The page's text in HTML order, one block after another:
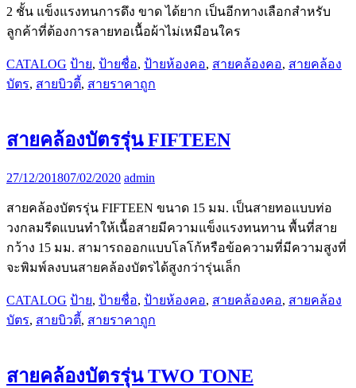
2 ชั้น แข็งแรงทนการดึง ขาด ได้ยาก เป็นอีกทางเลือกสำหรับ
ลูกค้าที่ต้องการลายทอเนื้อผ้าไม่เหมือนใคร
CATALOG ป้าย, ป้ายชื่อ, ป้ายห้องคอ, สายคล้องคอ, สายคล้อง
บัตร, สายบิวตี้, สายราคาถูก
สายคล้องบัตรรุ่น FIFTEEN
27/12/201807/02/2020 admin
สายคล้องบัตรรุ่น FIFTEEN ขนาด 15 มม. เป็นสายทอแบบท่อ
วงกลมรีดแบนทำให้เนื้อสายมีความแข็งแรงทนทาน พื้นที่สาย
กว้าง 15 มม. สามารถออกแบบโลโก้หรือข้อความที่มีความสูงที่
จะพิมพ์ลงบนสายคล้องบัตรได้สูงกว่ารุ่นเล็ก
CATALOG ป้าย, ป้ายชื่อ, ป้ายห้องคอ, สายคล้องคอ, สายคล้อง
บัตร, สายบิวตี้, สายราคาถูก
สายคล้องบัตรรุ่น TWO TONE